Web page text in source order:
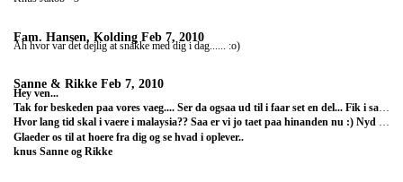
Fam. Hansen, Kolding Feb 7, 2010
Åh hvor var det dejlig at snakke med dig i dag...... :o)
Sanne & Rikke Feb 7, 2010
Hey ven...
Tak for beskeden paa vores vaeg.... Ser da ogsaa ud til i faar set en del... Fik i saa stjaalet alle jeres ting i indien eller overlevede i?? hehe
Hvor lang tid skal i vaere i malaysia?? Saa er vi jo taet paa hinanden nu :) Nyd det nu mens i kan.. vi kan skrive under paa at tiden bare gaar alt for staerk...
Glaeder os til at hoere fra dig og se hvad i oplever..
knus Sanne og Rikke